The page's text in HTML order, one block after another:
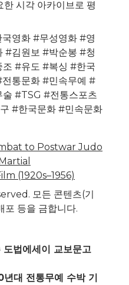
시각 아카이브로 평
영화 #무성영화 #영
#김원보 #박순봉 #청
#유도 #복싱 #한국
통문화 #민속무예 #
#TSG #전통스포츠
#한국문화 #민속문화
to Postwar Judo
(1920s–1956)
모든 콘텐츠(기
포 등을 금합니다.
법에세이 교보문고
대 전통무예 수박 기